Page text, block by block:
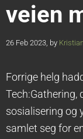
veien
26 Feb 2023, by Kristian
Forrige helg
Tech:Gathering,
sosialisering og
samlet seg for